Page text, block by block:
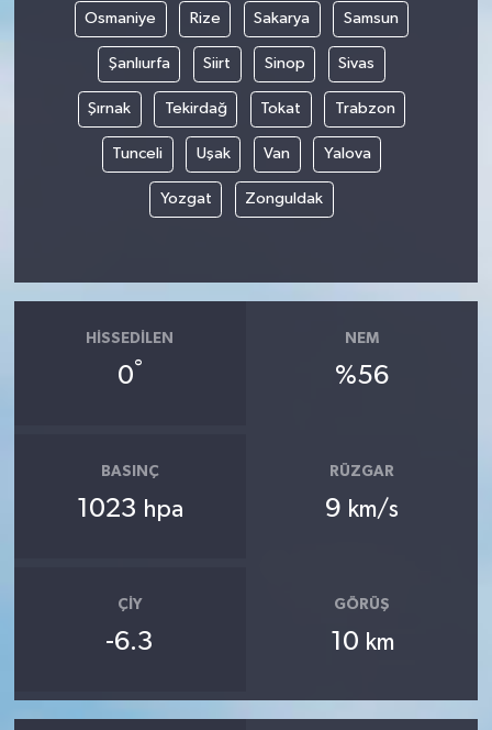
Osmaniye Rize Sakarya Samsun
Şanlıurfa Siirt Sinop Sivas
Şırnak Tekirdağ Tokat Trabzon
Tunceli Uşak Van Yalova
Yozgat Zonguldak
HISSEDILEN
0°
NEM
%56
BASINÇ
1023 hpa
RÜZGAR
9 km/s
ÇIY
-6.3
GÖRÜŞ
10 km